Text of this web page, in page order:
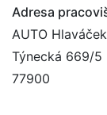
Adresa
AUTO
Týnecká 669/5
77900